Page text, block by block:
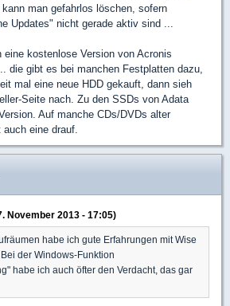
man gefahrlos löschen, sofern
Updates" nicht gerade aktiv sind ...
eine kostenlose Version von Acronis
die gibt es bei manchen Festplatten dazu,
mal eine neue HDD gekauft, dann sieh
Seite nach. Zu den SSDs von Adata
Auf manche CDs/DVDs alter
eine drauf.
November 2013 - 17:05)
habe ich gute Erfahrungen mit Wise
der Windows-Funktion
habe ich auch öfter den Verdacht, das gar